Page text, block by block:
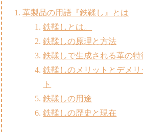
革製品の用語『鉄鞣し』とは
鉄鞣しとは。
鉄鞣しの原理と方法
鉄鞣しで生成される革の特
鉄鞣しのメリットとデメリ
ト
鉄鞣しの用途
鉄鞣しの歴史と現在